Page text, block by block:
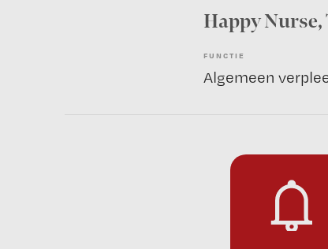
Happy Nurse,
FUNCTIE
Algemeen